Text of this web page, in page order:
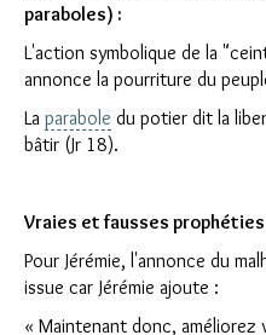
paraboles) :
L'action symbolique de la
annonce la pourriture du
La parabole du potier dit la
bâtir (Jr 18).
Vraies et fausses prophéties
Pour Jérémie, l'annonce du
issue car Jérémie ajoute :
« Maintenant donc,